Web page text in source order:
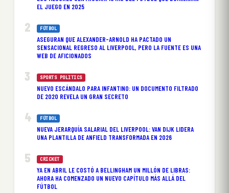
EL JUEGO EN 2025
FÚTBOL
ASEGURAN QUE ALEXANDER-ARNOLD HA PACTADO UN
SENSACIONAL REGRESO AL LIVERPOOL, PERO LA FUENTE ES UNA
WEB DE AFICIONADOS
SPORTS POLITICS
NUEVO ESCÁNDALO PARA INFANTINO: UN DOCUMENTO FILTRADO
DE 2020 REVELA UN GRAN SECRETO
FÚTBOL
NUEVA JERARQUÍA SALARIAL DEL LIVERPOOL: VAN DIJK LIDERA
UNA PLANTILLA DE ANFIELD TRANSFORMADA EN 2026
CRICKET
YA EN ABRIL LE COSTÓ A BELLINGHAM UN MILLÓN DE LIBRAS:
AHORA HA COMENZADO UN NUEVO CAPÍTULO MÁS ALLÁ DEL
FÚTBOL